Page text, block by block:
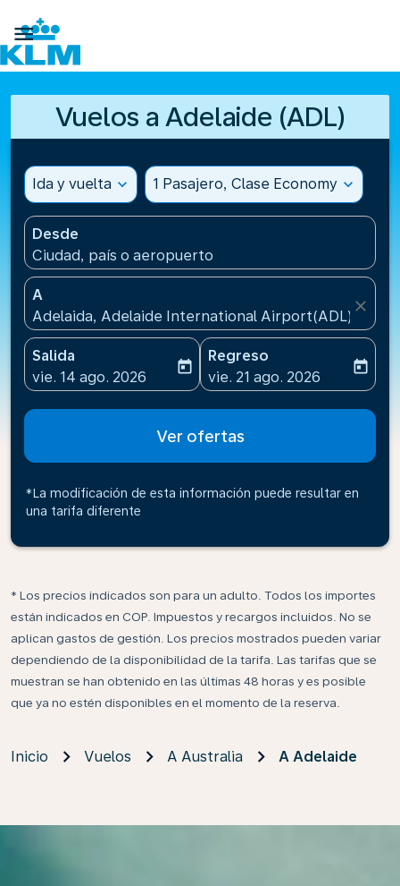

Vuelos a Adelaide (ADL)
Ida y vuelta expand_more 1 Pasajero, Clase Economy expand_more
Desde
Ciudad, país o aeropuerto
A
Adelaida, Adelaide International Airport(ADL),
close
Salida
fc-booking-departure-date-aria-label
vie. 14 ago. 2026
today
Regreso
fc-booking-return-date-
vie. 21 ago. 2026
today
Ver ofertas
*La modificación de esta información puede resultar en
una tarifa diferente
* Los precios indicados son para un adulto. Todos los importes
están indicados en COP. Impuestos y recargos incluidos. No se
aplican gastos de gestión. Los precios mostrados pueden variar
dependiendo de la disponibilidad de la tarifa. Las tarifas que se
muestran se han obtenido en las últimas 48 horas y es posible
que ya no estén disponibles en el momento de la reserva.
Inicio Vuelos A Australia A Adelaide